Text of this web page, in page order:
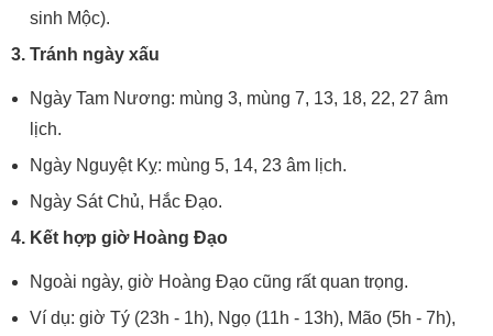
sinh Mộc).
3. Tránh ngày xấu
Ngày Tam Nương: mùng 3, mùng 7, 13, 18, 22, 27 âm
lịch.
Ngày Nguyệt Kỵ: mùng 5, 14, 23 âm lịch.
Ngày Sát Chủ, Hắc Đạo.
4. Kết hợp giờ Hoàng Đạo
Ngoài ngày, giờ Hoàng Đạo cũng rất quan trọng.
Ví dụ: giờ Tý (23h - 1h), Ngọ (11h - 13h), Mão (5h - 7h),